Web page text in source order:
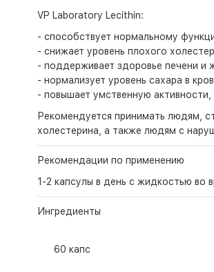
VP Laboratory Lecithin:
- способствует нормальному
- снижает уровень плохого
- поддерживает здоровье печени и
- нормализует уровень сахара в
- повышает умственную активности,
Рекомендуется принимать людям,
холестерина, а также людям с
Рекомендации по применению
1-2 капсулы в день с жидкостью во
Ингредиенты
60 капс